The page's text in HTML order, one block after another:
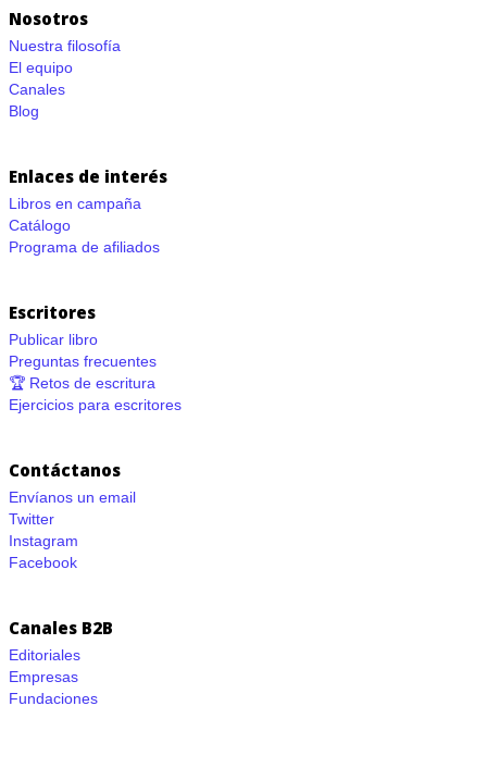
Nosotros
Nuestra filosofía
El equipo
Canales
Blog
Enlaces de interés
Libros en campaña
Catálogo
Programa de afiliados
Escritores
Publicar libro
Preguntas frecuentes
🏆 Retos de escritura
Ejercicios para escritores
Contáctanos
Envíanos un email
Twitter
Instagram
Facebook
Canales B2B
Editoriales
Empresas
Fundaciones